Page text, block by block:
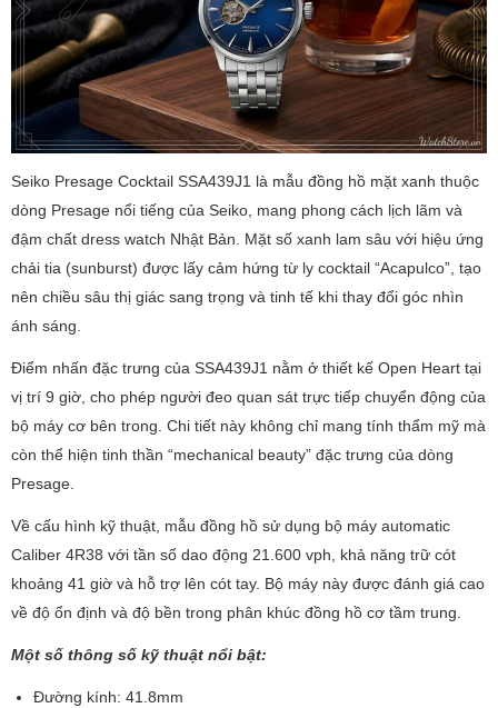
Seiko Presage Cocktail SSA439J1 là mẫu đồng hồ mặt xanh thuộc
dòng Presage nổi tiếng của Seiko, mang phong cách lịch lãm và
đậm chất dress watch Nhật Bản. Mặt số xanh lam sâu với hiệu ứng
chải tia (sunburst) được lấy cảm hứng từ ly cocktail “Acapulco”, tạo
nên chiều sâu thị giác sang trọng và tinh tế khi thay đổi góc nhìn
ánh sáng.
Điểm nhấn đặc trưng của SSA439J1 nằm ở thiết kế Open Heart tại
vị trí 9 giờ, cho phép người đeo quan sát trực tiếp chuyển động của
bộ máy cơ bên trong. Chi tiết này không chỉ mang tính thẩm mỹ mà
còn thể hiện tinh thần “mechanical beauty” đặc trưng của dòng
Presage.
Về cấu hình kỹ thuật, mẫu đồng hồ sử dụng bộ máy automatic
Caliber 4R38 với tần số dao động 21.600 vph, khả năng trữ cót
khoảng 41 giờ và hỗ trợ lên cót tay. Bộ máy này được đánh giá cao
về độ ổn định và độ bền trong phân khúc đồng hồ cơ tầm trung.
Một số thông số kỹ thuật nổi bật:
Đường kính: 41.8mm